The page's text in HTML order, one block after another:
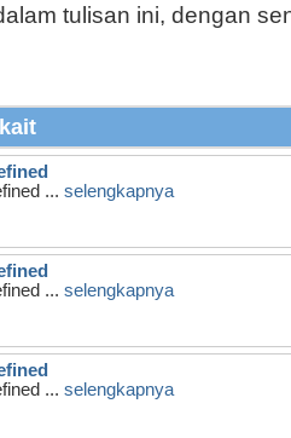
tulisan ini, dengan
... selengkapnya
... selengkapnya
... selengkapnya